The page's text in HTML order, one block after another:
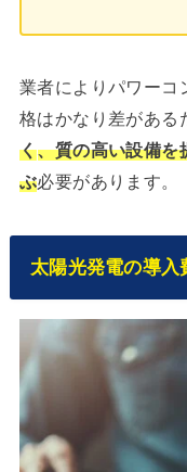
業者によりパワーコ
格はかなり差がある
く、質の高い設備を
ぶ必要があります。
太陽光発電の導